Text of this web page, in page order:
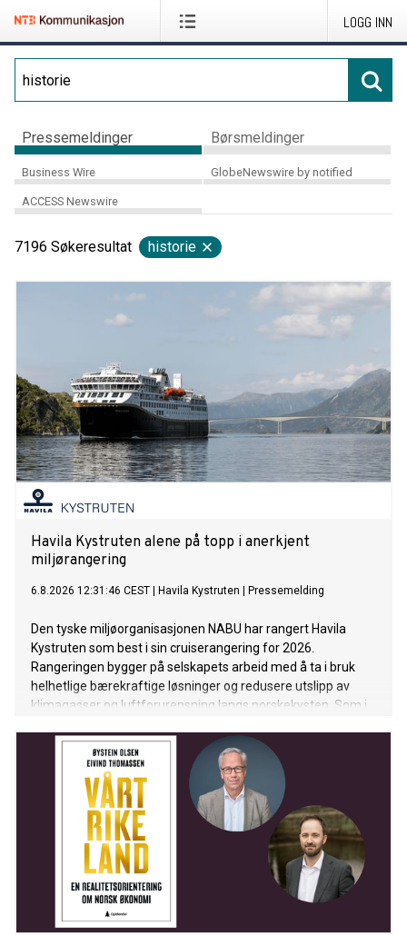
LOGG INN
Pressemeldinger Børsmeldinger
Business Wire GlobeNewswire by notified
ACCESS Newswire
7196 Søkeresultat historie
Havila Kystruten alene på topp i anerkjent
miljørangering
6.8.2026 12:31:46 CEST Havila Kystruten Pressemelding
Den tyske miljøorganisasjonen NABU har rangert Havila
Kystruten som best i sin cruiserangering for 2026.
Rangeringen bygger på selskapets arbeid med å ta i bruk
helhetlige bærekraftige løsninger og redusere utslipp av
klimagasser og luftforurensning langs norskekysten. Som i
cruiseindustrien.